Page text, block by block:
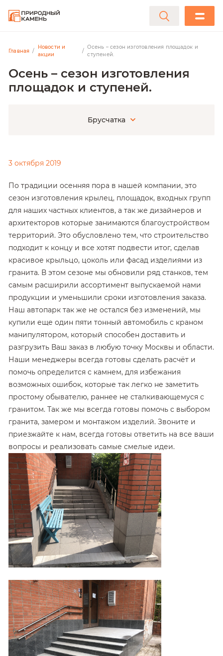
Главная
Новости и
акции
Осень – сезон изготовления площадок и
ступеней.
Осень – сезон изготовления
площадок и ступеней.
Брусчатка
3 октября 2019
По традиции осенняя пора в нашей компании, это
сезон изготовления крылец, площадок, входных групп
для наших частных клиентов, а так же дизайнеров и
архитекторов которые занимаются благоустройством
территорий. Это обусловлено тем, что строительство
подходит к концу и все хотят подвести итог, сделав
красивое крыльцо, цоколь или фасад изделиями из
гранита. В этом сезоне мы обновили ряд станков, тем
самым расширили ассортимент выпускаемой нами
продукции и уменьшили сроки изготовления заказа.
Наш автопарк так же не остался без изменений, мы
купили еще один пяти тонный автомобиль с краном
манипулятором, который способен доставить и
разгрузить Ваш заказ в любую точку Москвы и области.
Наши менеджеры всегда готовы сделать расчёт и
помочь определится с камнем, для избежания
возможных ошибок, которые так легко не заметить
простому обывателю, раннее не сталкивающемуся с
гранитом. Так же мы всегда готовы помочь с выбором
гранита, замером и монтажом изделий. Звоните и
приезжайте к нам, всегда готовы ответить на все ваши
вопросы и реализовать самые смелые идеи.